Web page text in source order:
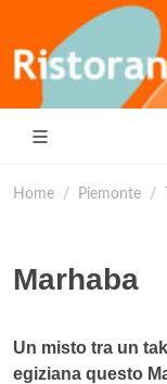
Home Piemonte
Marhaba
Un misto tra un
egiziana questo